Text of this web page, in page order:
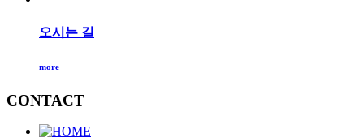
오시는 길
more
CONTACT